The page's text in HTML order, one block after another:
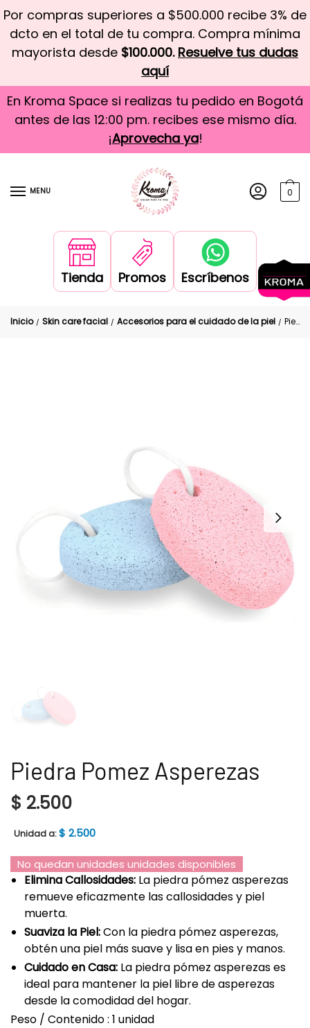
Por compras superiores a $500.000 recibe 3% de
dcto en el total de tu compra. Compra mínima
mayorista desde $100.000. Resuelve tus dudas
aquí
En Kroma Space si realizas tu pedido en Bogotá
antes de las 12:00 pm. recibes ese mismo día.
¡Aprovecha ya!
MENU 0
Tienda Promos Escríbenos
Inicio / Skin care facial / Accesorios para el cuidado de la piel / Piedra Pomez Asperezas
Piedra Pomez Asperezas
$ 2.500
Unidad a:$ 2.500
No quedan unidades unidades disponibles
Elimina Callosidades: La piedra pómez asperezas
remueve eficazmente las callosidades y piel
muerta.
Suaviza la Piel:Con la piedra pómez asperezas,
obtén una piel más suave y lisa en pies y manos.
Cuidado en Casa: La piedra pómez asperezas es
ideal para mantener la piel libre de asperezas
desde la comodidad del hogar.
Peso / Contenido : 1 unidad